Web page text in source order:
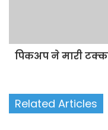
पिकअप ने मारी
Related Articles